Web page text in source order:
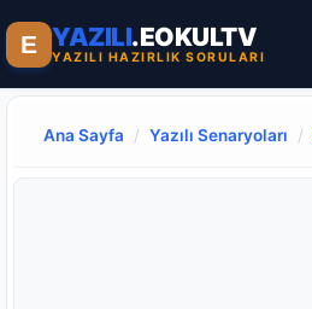
E YAZILI.EOKULTV
YAZILI HAZIRLIK SORULARI
Ana Sayfa / Yazılı Senaryoları /